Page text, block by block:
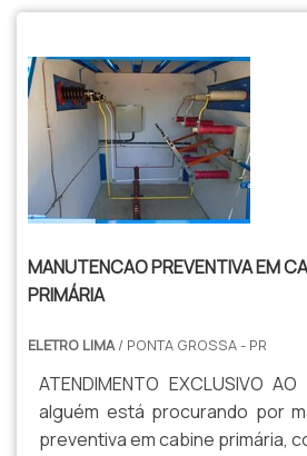
Por isso, é importante ter a
de qualidade e eficiência.
manut...
MANUTENCAO PREVENTIVA EM
PRIMÁRIA
ELETRO LIMA/ PONTA GROSSA - PR
ATENDIMENTO EXCLUSIVO AO
alguém está procurando por
preventiva em cabine primária,